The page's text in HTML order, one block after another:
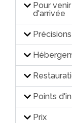
Pour
d'arrivée
Précisions
Points
Prix